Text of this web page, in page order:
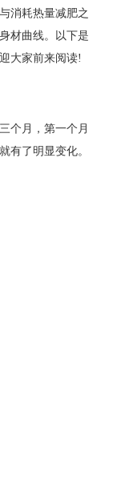
消耗热量减肥之
材曲线。以下是
大家前来阅读!
个月，第一个月
有了明显变化。